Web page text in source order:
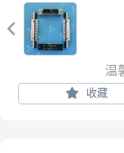

温
收藏